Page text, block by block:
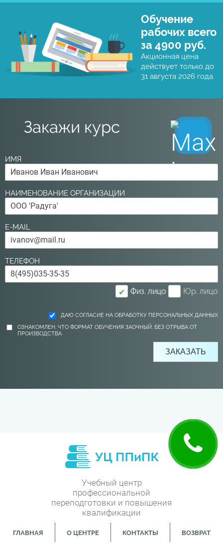
Обучение
рабочих всего
за 4900 руб.
Акционная цена
действует только до
31 августа 2026 года.
Закажи курс
ИМЯ *
НАИМЕНОВАНИЕ ОРГАНИЗАЦИИ
E-MAIL
ТЕЛЕФОН *
✔ Физ. лицо Юр. лицо
ДАЮ СОГЛАСИЕ НА ОБРАБОТКУ ПЕРСОНАЛЬНЫХ ДАННЫХ
ОЗНАКОМЛЕН, ЧТО ФОРМАТ ОБУЧЕНИЯ ЗАОЧНЫЙ, БЕЗ ОТРЫВА ОТ
ПРОИЗВОДСТВА
Учебный центр
профессиональной
переподготовки и повышения
квалификации
ГЛАВНАЯ О ЦЕНТРЕ КОНТАКТЫ ВОЗВРАТ